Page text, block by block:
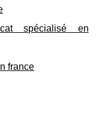
spécialisé en
france